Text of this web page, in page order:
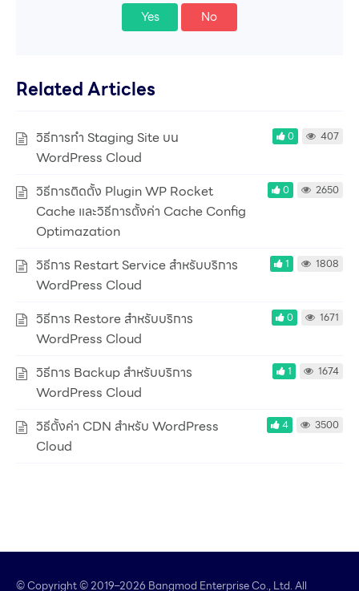
Yes No
Related Articles
วิธีการทำ Staging Site บน
WordPress Cloud
0 407
วิธีการติดตั้ง Plugin WP Rocket
Cache และวิธีการตั้งค่า Cache Config
Optimazation
0 2650
วิธีการ Restart Service สำหรับบริการ
WordPress Cloud
1 1808
วิธีการ Restore สำหรับบริการ
WordPress Cloud
0 1671
วิธีการ Backup สำหรับบริการ
WordPress Cloud
1 1674
วิธีตั้งค่า CDN สำหรับ WordPress
Cloud
4 3500
© Copyright © 2019–2026 Bangmod Enterprise Co., Ltd. All